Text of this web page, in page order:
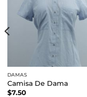
DAMAS
Camisa De Dama
$7.50